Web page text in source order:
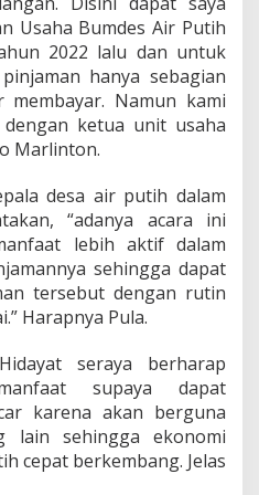
Usaha Bumdes Air Putih
2022 lalu dan untuk
hanya sebagian
Namun kami
ketua unit usaha
Marlinton.
desa air putih dalam
“adanya acara ini
lebih aktif dalam
sehingga dapat
tersebut dengan rutin
Harapnya Pula.
seraya berharap
supaya dapat
karena akan berguna
lain sehingga ekonomi
cepat berkembang. Jelas